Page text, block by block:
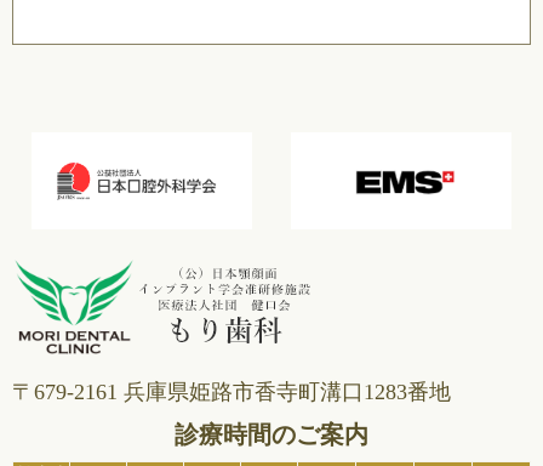
〒679-2161 兵庫県姫路市⾹寺町溝⼝1283番地
診療時間のご案内